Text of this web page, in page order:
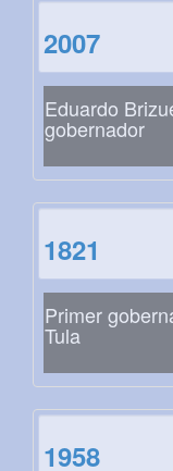
2007
Eduardo
gobernador
1821
Primer
Tula
1958